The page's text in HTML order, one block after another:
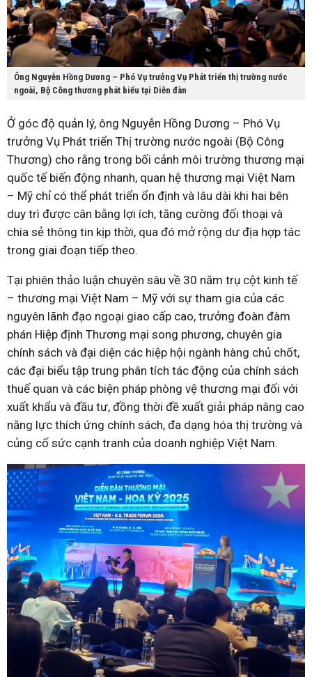
Ông Nguyễn Hồng Dương – Phó Vụ trưởng Vụ Phát triển thị trường nước
ngoài, Bộ Công thương phát biểu tại Diễn đàn
Ở góc độ quản lý, ông Nguyễn Hồng Dương – Phó Vụ
trưởng Vụ Phát triển Thị trường nước ngoài (Bộ Công
Thương) cho rằng trong bối cảnh môi trường thương mại
quốc tế biến động nhanh, quan hệ thương mại Việt Nam
– Mỹ chỉ có thể phát triển ổn định và lâu dài khi hai bên
duy trì được cân bằng lợi ích, tăng cường đối thoại và
chia sẻ thông tin kịp thời, qua đó mở rộng dư địa hợp tác
trong giai đoạn tiếp theo.
Tại phiên thảo luận chuyên sâu về 30 năm trụ cột kinh tế
– thương mại Việt Nam – Mỹ với sự tham gia của các
nguyên lãnh đạo ngoại giao cấp cao, trưởng đoàn đàm
phán Hiệp định Thương mại song phương, chuyên gia
chính sách và đại diện các hiệp hội ngành hàng chủ chốt,
các đại biểu tập trung phân tích tác động của chính sách
thuế quan và các biện pháp phòng vệ thương mại đối với
xuất khẩu và đầu tư, đồng thời đề xuất giải pháp nâng cao
năng lực thích ứng chính sách, đa dạng hóa thị trường và
củng cố sức cạnh tranh của doanh nghiệp Việt Nam.